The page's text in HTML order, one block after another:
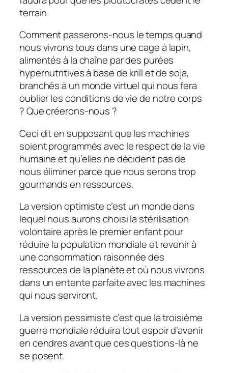
terrain.
Comment passerons-nous le temps quand
nous vivrons tous dans une cage à lapin,
alimentés à la chaîne par des purées
hypernutritives à base de krill et de soja,
branchés à un monde virtuel qui nous fera
oublier les conditions de vie de notre corps
? Que créerons-nous ?
Ceci dit en supposant que les machines
soient programmés avec le respect de la vie
humaine et qu’elles ne décident pas de
nous éliminer parce que nous serons trop
gourmands en ressources.
La version optimiste c’est un monde dans
lequel nous aurons choisi la stérilisation
volontaire après le premier enfant pour
réduire la population mondiale et revenir à
une consommation raisonnée des
ressources de la planète et où nous vivrons
dans un entente parfaite avec les machines
qui nous serviront.
La version pessimiste c’est que la troisième
guerre mondiale réduira tout espoir d’avenir
en cendres avant que ces questions-là ne
se posent.